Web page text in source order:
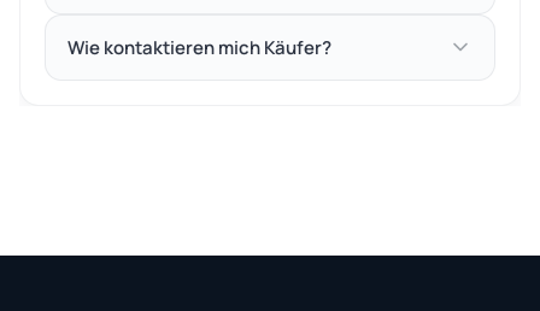
Wie kontaktieren mich Käufer?